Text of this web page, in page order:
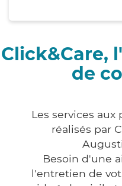
Click&Care,
de
Les services
réalisés par
Besoin d'une
l'entretien de